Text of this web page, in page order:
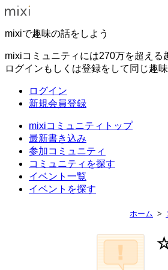
mixiで趣味の話をしよう
mixiコミュニティには270万を超える
ログインもしくは登録をして同じ趣
ログイン
新規会員登録
mixiコミュニティトップ
最新書き込み
参加コミュニティ
コミュニティを探す
イベント一覧
イベントを探す
ホーム